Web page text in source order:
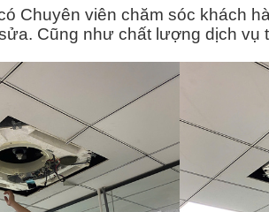
Chuyên viên chăm sóc khách
Cũng như chất lượng dịch vụ